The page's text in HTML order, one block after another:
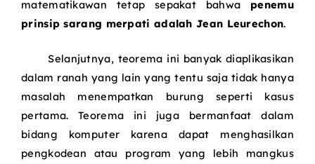
matematikawan tetap sepakat bahwa penemu
prinsip sarang merpati adalah Jean Leurechon.
Selanjutnya, teorema ini banyak diaplikasikan
dalam ranah yang lain yang tentu saja tidak hanya
masalah menempatkan burung seperti kasus
pertama. Teorema ini juga bermanfaat dalam
bidang komputer karena dapat menghasilkan
pengkodean atau program yang lebih mangkus